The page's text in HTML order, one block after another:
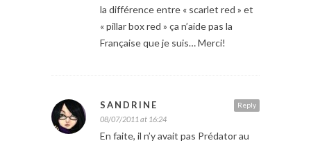
la différence entre « scarlet red » et
« pillar box red » ça n’aide pas la
Française que je suis… Merci!
Reply
SANDRINE
08/07/2011 at 16:24
En faite, il n’y avait pas Prédator au